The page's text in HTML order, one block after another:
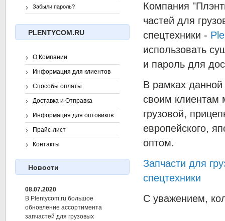
Компания
частей для
спецтехники -
использовать
и пароль для
В рамках
своим клиентам
грузовой,
европейского,
оптом.
Запчасти для
спецтехники
С уважением,
Забыли пароль?
PLENTYCOM.RU
О Компании
Информация для клиентов
Способы оплаты
Доставка и Отправка
Информация для оптовиков
Прайс-лист
Контакты
Новости
08.07.2020
В Plentycom.ru большое
обновление ассортимента
запчастей для грузовых